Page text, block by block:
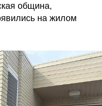
община,
на жилом